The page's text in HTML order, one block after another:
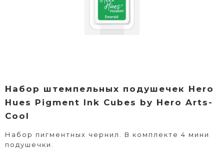
Набор штемпельных подушечек Hero
Hues Pigment Ink Cubes by Hero Arts-
Cool
Набор пигментных чернил. В комплекте 4 мини
подушечки.